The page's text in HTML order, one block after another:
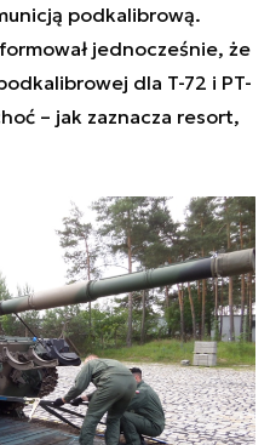
podkalibrową.
jednocześnie, że
dla T-72 i PT-
– jak zaznacza resort,